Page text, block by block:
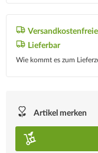
Lieferbar
Wie kommt es zum
Artikel merken